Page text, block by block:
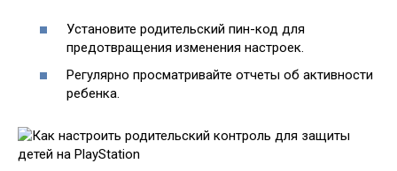
Установите родительский пин-код для
предотвращения изменения настроек.
Регулярно просматривайте отчеты об активности
ребенка.